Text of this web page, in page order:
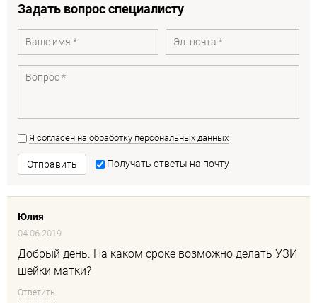
Задать вопрос специалисту
Я согласен на обработку персональных данных
Отправить Получать ответы на почту
Юлия
04.06.2019
Добрый день. На каком сроке возможно делать УЗИ
шейки матки?
Ответить